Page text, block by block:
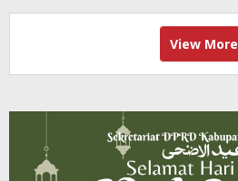
View More